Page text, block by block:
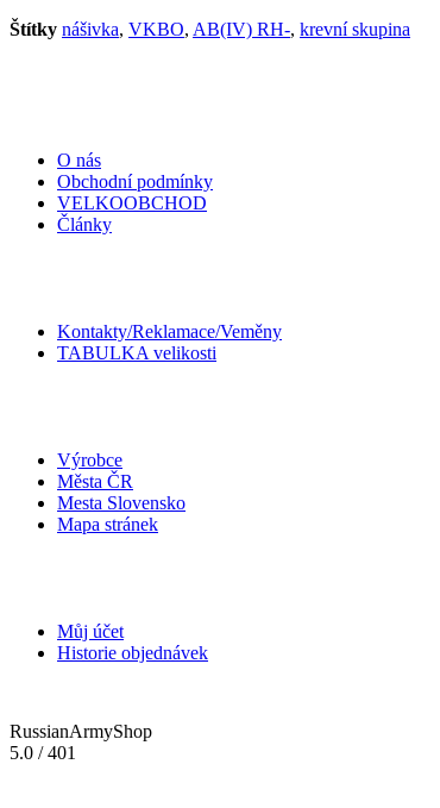
Štítky nášivka, VKBO, AB(IV) RH-, krevní skupina
O nás
Obchodní podmínky
VELKOOBCHOD
Články
Kontakty/Reklamace/Veměny
TABULKA velikosti
Výrobce
Města ČR
Mesta Slovensko
Mapa stránek
Můj účet
Historie objednávek
RussianArmyShop
5.0 /401